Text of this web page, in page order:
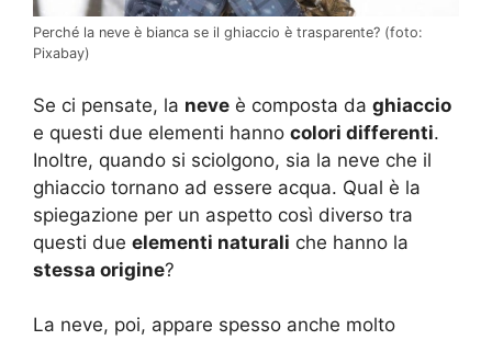
Perché la neve è bianca se il ghiaccio è trasparente? (foto:
Pixabay)
Se ci pensate, la neve è composta da ghiaccio
e questi due elementi hanno colori differenti.
Inoltre, quando si sciolgono, sia la neve che il
ghiaccio tornano ad essere acqua. Qual è la
spiegazione per un aspetto così diverso tra
questi due elementi naturali che hanno la
stessa origine?
La neve, poi, appare spesso anche molto